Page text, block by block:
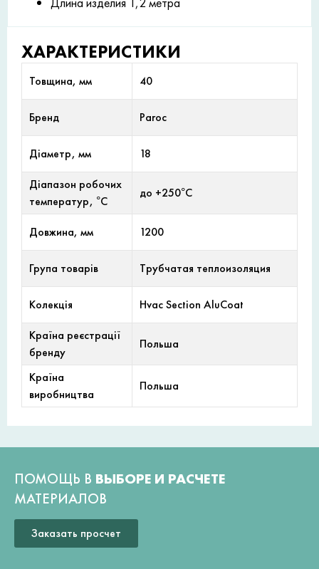
ХАРАКТЕРИСТИКИ
Товщина, мм 40
Бренд Paroc
Діаметр, мм 18
Діапазон робочих
температур, °С
до +250°С
Довжина, мм 1200
Група товарів Трубчатая теплоизоляция
Колекція Hvac Section AluCoat
Країна реєстрації
бренду
Польша
Країна
виробництва
Польша
ПОМОЩЬ В ВЫБОРЕ И РАСЧЕТЕ
МАТЕРИАЛОВ
Заказать просчет